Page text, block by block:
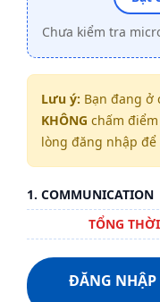
Chưa kiểm tra
Lưu ý: Bạn đang ở
KHÔNG chấm
lòng đăng nhập
1. COMMUNICATION
TỔNG
ĐĂNG NHẬP